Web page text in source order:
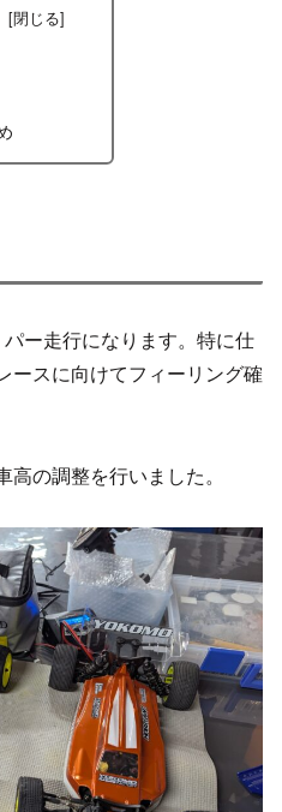
ー走行になります。特に仕
ースに向けてフィーリング確
の調整を行いました。